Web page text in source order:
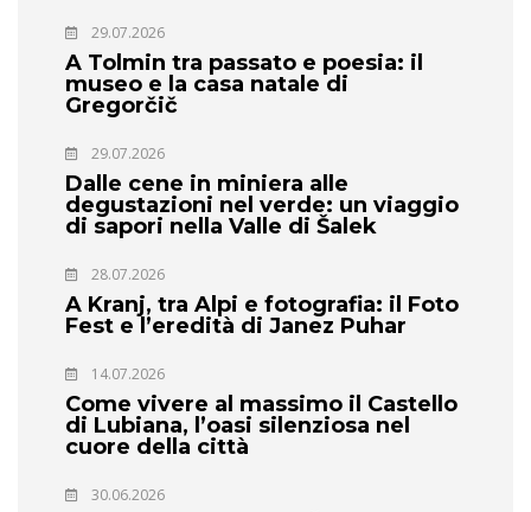
29.07.2026
A Tolmin tra passato e poesia: il
museo e la casa natale di
Gregorčič
29.07.2026
Dalle cene in miniera alle
degustazioni nel verde: un viaggio
di sapori nella Valle di Šalek
28.07.2026
A Kranj, tra Alpi e fotografia: il Foto
Fest e l’eredità di Janez Puhar
14.07.2026
Come vivere al massimo il Castello
di Lubiana, l’oasi silenziosa nel
cuore della città
30.06.2026